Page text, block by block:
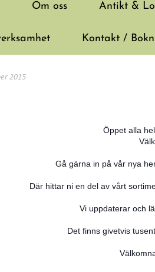
Om oss Antikt &
Kontakt /
2015
Öppet alla
Gå gärna in på vår nya
Där hittar ni en del av vårt
Vi uppdaterar och
Det finns givetvis